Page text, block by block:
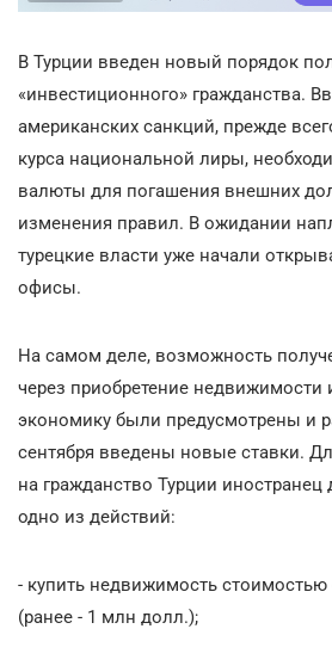
В Турции введен новый порядок
«инвестиционного» гражданства.
американских санкций, прежде
курса национальной лиры,
валюты для погашения внешних
изменения правил. В ожидании
турецкие власти уже начали
офисы.
На самом деле, возможность
через приобретение недвижимости
экономику были предусмотрены и
сентября введены новые ставки.
на гражданство Турции
одно из действий:
- купить недвижимость стоимостью
(ранее - 1 млн долл.);